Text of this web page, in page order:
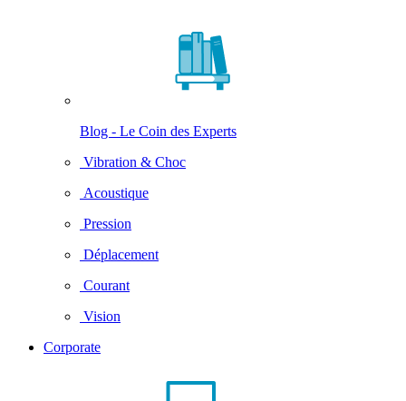
Blog - Le Coin des Experts
Vibration & Choc
Acoustique
Pression
Déplacement
Courant
Vision
Corporate